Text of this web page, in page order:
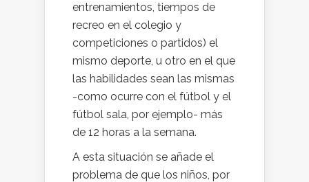
entrenamientos, tiempos de
recreo en el colegio y
competiciones o partidos) el
mismo deporte, u otro en el que
las habilidades sean las mismas
-como ocurre con el fútbol y el
fútbol sala, por ejemplo- más
de 12 horas a la semana.
A esta situación se añade el
problema de que los niños, por